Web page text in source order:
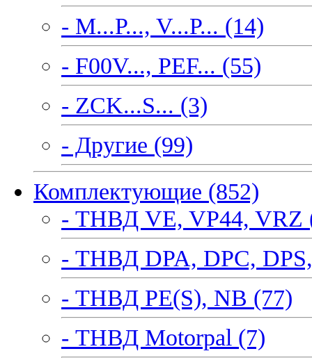
- M...P..., V...P... (14)
- F00V..., PEF... (55)
- ZCK...S... (3)
- Другие (99)
Комплектующие (852)
- ТНВД VE, VP44, VRZ
- ТНВД DPA, DPC,
- ТНВД PE(S), NB (77)
- ТНВД Motorpal (7)